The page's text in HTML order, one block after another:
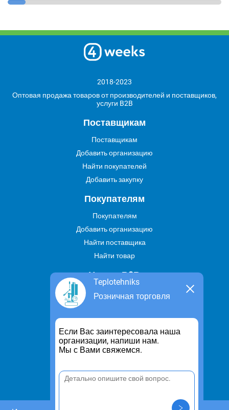
Teplotehniks
Розничная торговля
Если Вас заинтересовала наша
организации, напиши нам.
Мы с Вами свяжемся.
2018-2023
Оптовая продажа товаров от производителей и поставщиков,
услуги B2B
Поставщикам
Поставщикам
Добавить организацию
Найти покупателей
Добавить закупку
Покупателям
Покупателям
Добавить организацию
Найти поставщика
Найти товар
Услуги В2В
Найти услугу
Предложить свою услугу
Дропшиппинг
Транспортные услуги
Информация
Политика конфиденциальности